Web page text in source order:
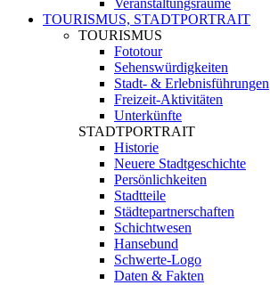
Veranstaltungsräume
TOURISMUS, STADTPORTRAIT
TOURISMUS
Fototour
Sehenswürdigkeiten
Stadt- & Erlebnisführungen
Freizeit-Aktivitäten
Unterkünfte
STADTPORTRAIT
Historie
Neuere Stadtgeschichte
Persönlichkeiten
Stadtteile
Städtepartnerschaften
Schichtwesen
Hansebund
Schwerte-Logo
Daten & Fakten